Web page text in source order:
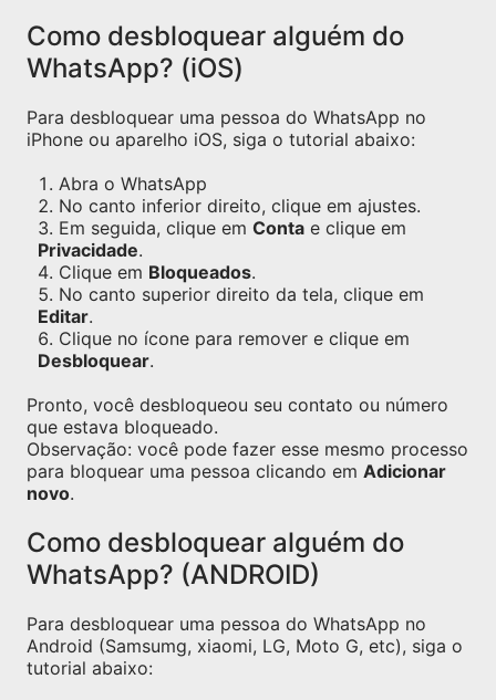
Como desbloquear alguém do
WhatsApp? (iOS)
Para desbloquear uma pessoa do WhatsApp no
iPhone ou aparelho iOS, siga o tutorial abaixo:
Abra o WhatsApp
No canto inferior direito, clique em ajustes.
Em seguida, clique em Conta e clique em
Privacidade.
Clique em Bloqueados.
No canto superior direito da tela, clique em
Editar.
Clique no ícone para remover e clique em
Desbloquear.
Pronto, você desbloqueou seu contato ou número
que estava bloqueado.
Observação: você pode fazer esse mesmo processo
para bloquear uma pessoa clicando em Adicionar
novo.
Como desbloquear alguém do
WhatsApp? (ANDROID)
Para desbloquear uma pessoa do WhatsApp no
Android (Samsumg, xiaomi, LG, Moto G, etc), siga o
tutorial abaixo: